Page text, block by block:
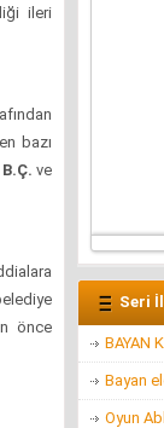
ileri
bazı
B.Ç. ve
önce
Seri
BAYAN
Bayan
Oyun